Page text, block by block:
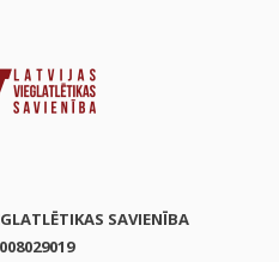
SAVIENĪBA